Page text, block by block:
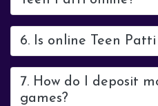
6. Is online Teen Patti
7. How do I deposit
games?